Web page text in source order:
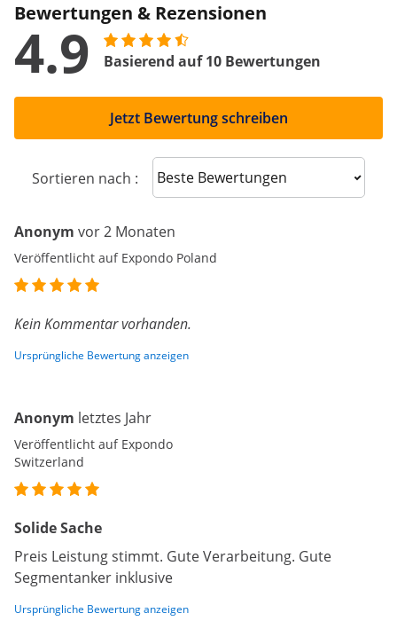
Bewertungen & Rezensionen
4.9 Basierend auf 10 Bewertungen
Jetzt Bewertung schreiben
Sortieren nach : Sort reviews
Anonym vor 2 Monaten
Veröffentlicht auf Expondo Poland
Kein Kommentar vorhanden.
Ursprüngliche Bewertung anzeigen
Anonym letztes Jahr
Veröffentlicht auf Expondo
Switzerland
Solide Sache
Preis Leistung stimmt. Gute Verarbeitung. Gute
Segmentanker inklusive
Ursprüngliche Bewertung anzeigen